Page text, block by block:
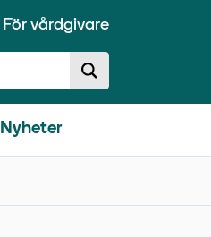
För vårdgivare
Sök
Nyheter